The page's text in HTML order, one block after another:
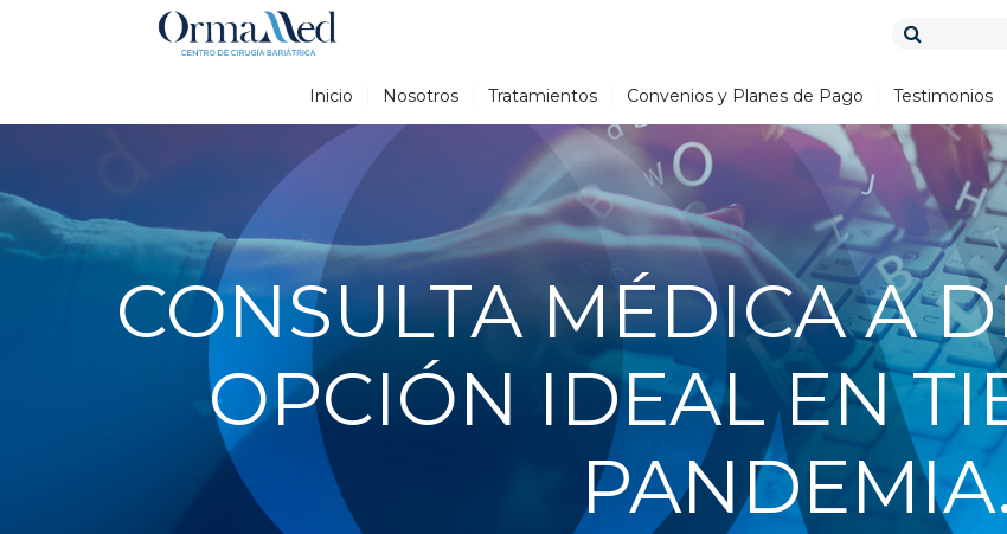
Inicio Nosotros Tratamientos Convenios y Planes de Pago Testimonios
CONSULTA MÉDICA A
OPCIÓN IDEAL EN